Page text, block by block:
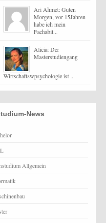
Ari Ahmet: Guten
Morgen, vor 15Jahren
habe ich mein
Fachabit...
Alicia: Der
Masterstudiengang
Wirtschaftswpsychologie ist ...
News
Allgemein